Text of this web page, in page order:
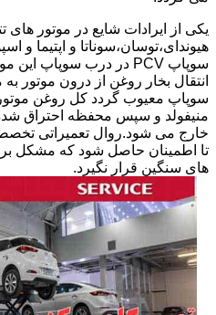
هیوندای،توسان،سوناتا و اپتیما و
انتقال بخار روغن از درون موتور
سوپاپ معیوب گردد کل روغن
منیفولد و سپس محفظه احتراق شده
خارج می شود.روال تعمیراتی
تا اطمینان حاصل شود که مشکل
های سنگین قرار نگیرد.